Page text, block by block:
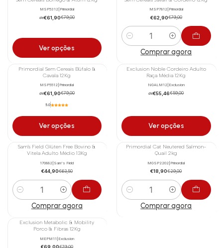
MSP5312| Primordial
de€61,90€79,00
Ver opções
MSP7812| Primordial
€62,90€79,00
Quantidade
Comprar agora
Primordial Sem Cereais Búfalo &
Cavala 12Kg
MSP5512 Primordial
de€61,90€79,00
5.0
Ver opções
Exclusion Noble Cordeiro Adulto
Raça Média 12Kg
NGALM12| Exclusion
de€55,46€59,00
Ver opções
-29%
Sam's Field Glúten Free Bovino &
Vitela Adulto Médio 13Kg
170882 Sam's Field
€44,90€63,50
Quantidade
Comprar agora
Primordial Cat Neutered Salmon-
Quail 2kg
MGSP2202 Primordial
€18,90€29,00
Quantidade
Comprar agora
Exclusion Metabolic & Mobility
Porco & Fibras 12Kg
MEPM11 Exclusion
€79,00